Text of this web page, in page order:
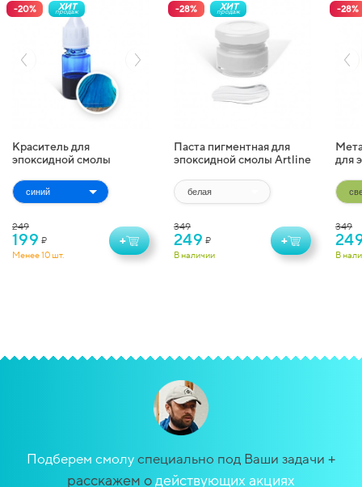
-20% ХИТ
продаж
Краситель для
эпоксидной смолы
Transparent Colorant (10
мл)
249
199 ₽
Менее 10 шт.
+
-28% ХИТ
продаж
Паста пигментная для
эпоксидной смолы Artline
349
249 ₽
В наличии
+
-28%
для
(10 г)
349
В
Подберем смолуспециально под Ваши задачи +
расскажем одействующих акциях